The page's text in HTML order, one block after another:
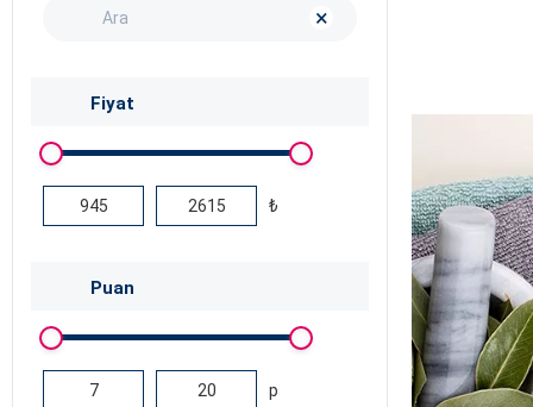
×
Fiyat
₺
Puan
p